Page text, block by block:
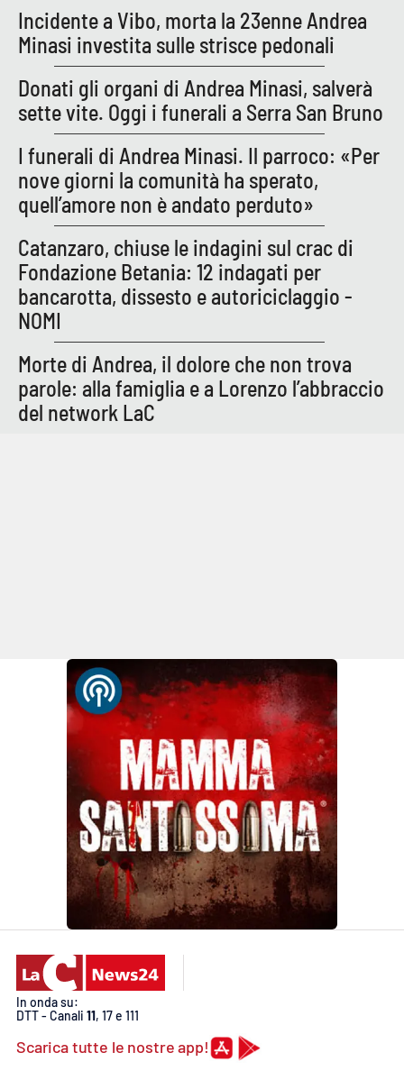
Incidente a Vibo, morta la 23enne Andrea
Minasi investita sulle strisce pedonali
Donati gli organi di Andrea Minasi, salverà
sette vite. Oggi i funerali a Serra San Bruno
I funerali di Andrea Minasi. Il parroco: «Per
nove giorni la comunità ha sperato,
quell’amore non è andato perduto»
Catanzaro, chiuse le indagini sul crac di
Fondazione Betania: 12 indagati per
bancarotta, dissesto e autoriciclaggio -
NOMI
Morte di Andrea, il dolore che non trova
parole: alla famiglia e a Lorenzo l’abbraccio
del network LaC
In onda su:
DTT - Canali 11, 17 e 111
Scarica tutte le nostre app!